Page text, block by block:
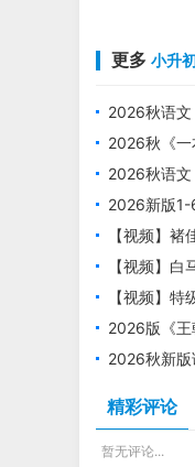
更多 小升
2026秋语
子版下载
2026秋《
电子版下载
2026秋语
载
2026新版1-
电子版下载
【视频】
【视频】
【视频】
2026版《
版下载
2026秋新
精彩评论
暂无评论...